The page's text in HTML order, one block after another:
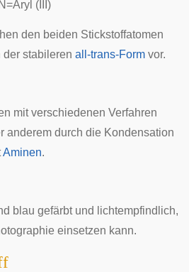
(III)
den beiden Stickstoffatomen
der stabileren all-trans-Form vor.
mit verschiedenen Verfahren
anderem durch die Kondensation
Aminen.
blau gefärbt und lichtempfindlich,
einsetzen kann.